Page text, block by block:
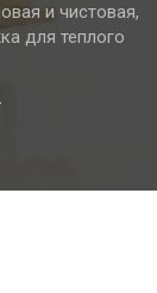
и чистовая,
для теплого